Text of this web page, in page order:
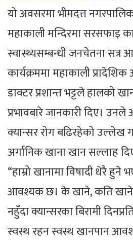
यो अवसरमा भीमदत्त
महाकाली मन्दिरमा सरसफाइ
स्वास्थ्यसम्बन्धी जनचेतना सत्र
कार्यक्रममा महाकाली
डाक्टर प्रशान्त भट्टले हालको
प्रभावबारे जानकारी दिए।
क्यान्सर रोग बढिरहेको उल्लेख
अर्गानिक खाना खान सल्लाह
“हाम्रो खानामा विषादी धेरै
आवश्यक छ। के खाने, कति खाने,
नहुँदा क्यान्सरका बिरामी
स्वस्थ रहन स्वस्थ खानपान